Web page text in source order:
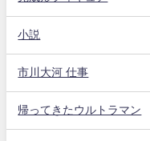
小説
市川大河 仕事
帰ってきたウルトラマン